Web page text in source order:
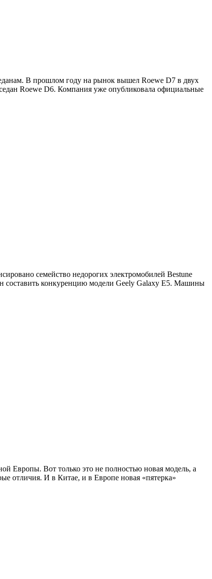
В прошлом году на рынок вышел Roewe D7 в двух
Roewe D6. Компания уже опубликовала официальные
семейство недорогих электромобилей Bestune
составить конкуренцию модели Geely Galaxy E5. Машины
Европы. Вот только это не полностью новая модель, а
отличия. И в Китае, и в Европе новая «пятерка»